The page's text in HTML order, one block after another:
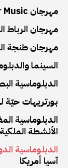
مهرجان Visa For Music
مهرجان الرباط
مهرجان طنجة
السينما
الدبلوماسية
بورتريهات حيّة
الدبلوماسية
الأنشطة الملكية
الدبلوماسية
آسيا أمريكا